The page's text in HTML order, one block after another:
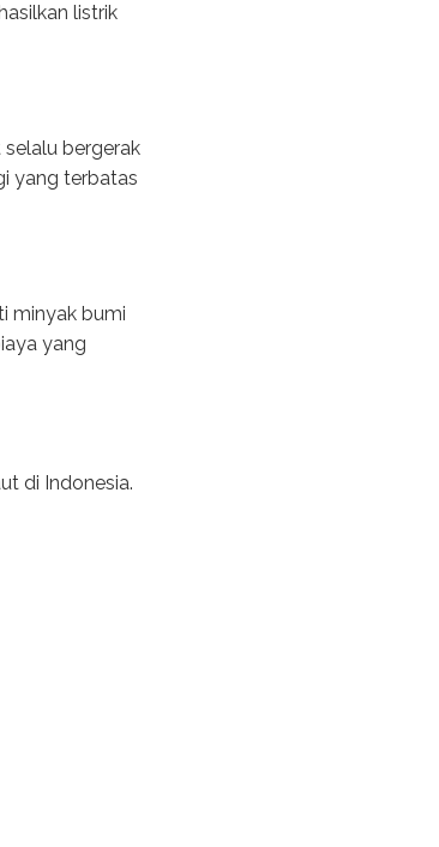
listrik
bergerak
yang terbatas
minyak bumi
yang
di Indonesia.